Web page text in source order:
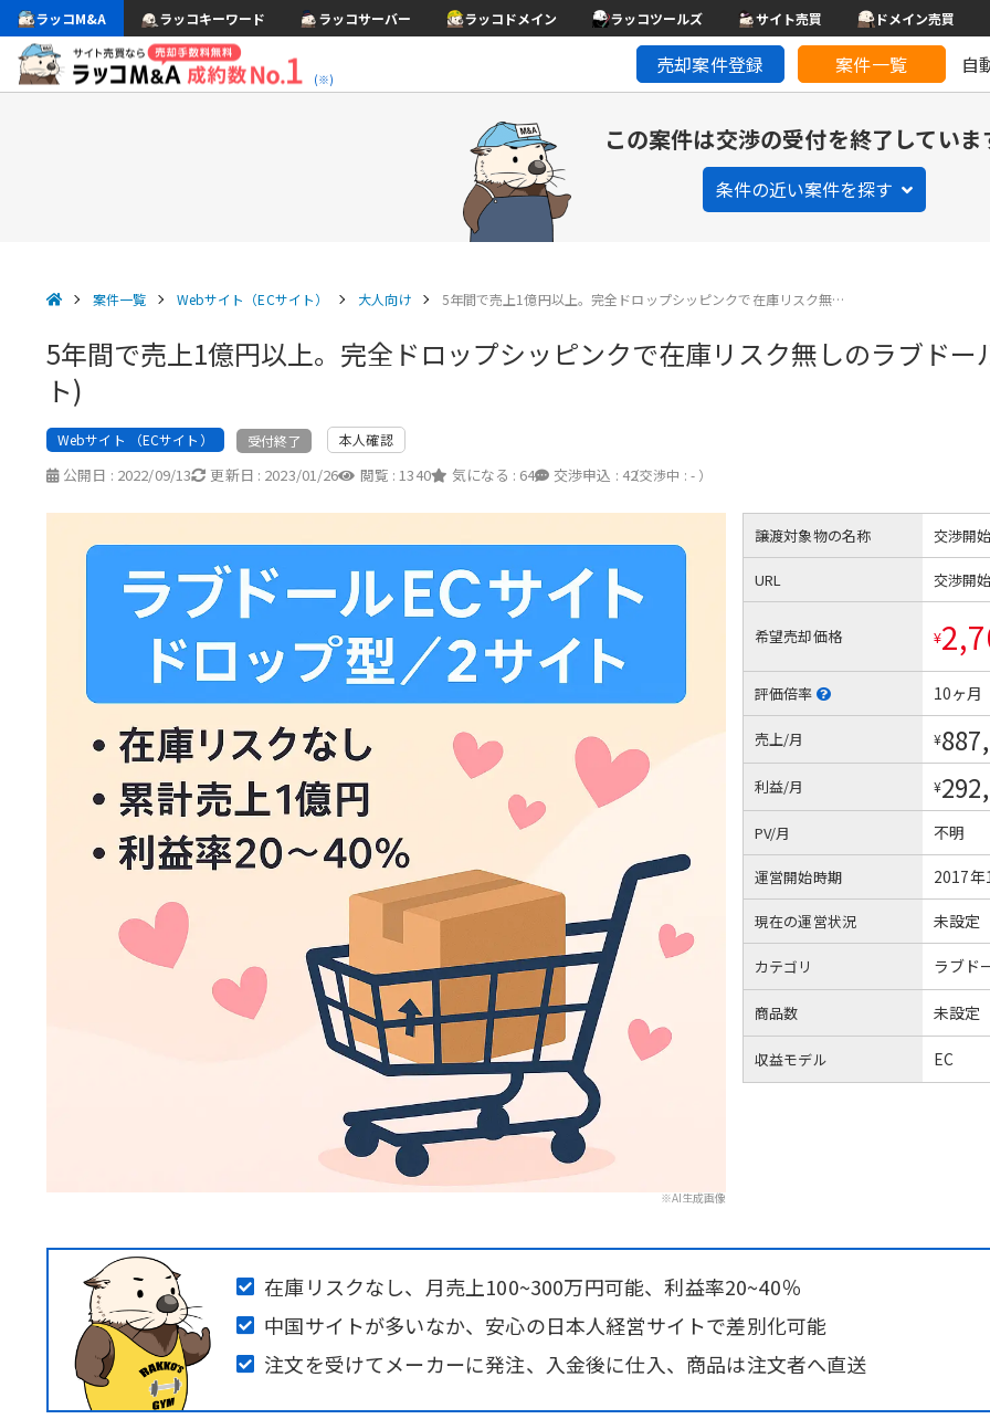
ラッコM&A ラッコキーワード ラッコサーバー ラッコドメイン ラッコツールズ サイト売買 ドメイン売買
(※)
売却案件登録 案件一覧 自
この案件は交渉の受付を終了していま
条件の近い案件を探す
案件一覧 Webサイト（ECサイト） 大人向け 5年間で売上1億円以上。完全ドロップシッピンクで在庫リスク無…
5年間で売上1億円以上。完全ドロップシッピンクで在庫リスク無しのラブドー
ト)
Webサイト （ECサイト） 受付終了 本人確認
公開日 : 2022/09/13 更新日 : 2023/01/26 閲覧 :1340 気になる : 64 交渉申込 : 42
（交渉中 : - ）
※AI生成画像
譲渡対象物の名称 交渉開
URL 交渉開
希望売却価格 ¥
評価倍率 10ヶ月
売上/月 ¥
利益/月 ¥
PV/月 不明
運営開始時期 2017年
現在の運営状況 未設定
カテゴリ ラブド
商品数 未設定
収益モデル EC
在庫リスクなし、月売上100~300万円可能、利益率20~40％
中国サイトが多いなか、安心の日本人経営サイトで差別化可能
注文を受けてメーカーに発注、入金後に仕入、商品は注文者へ直送